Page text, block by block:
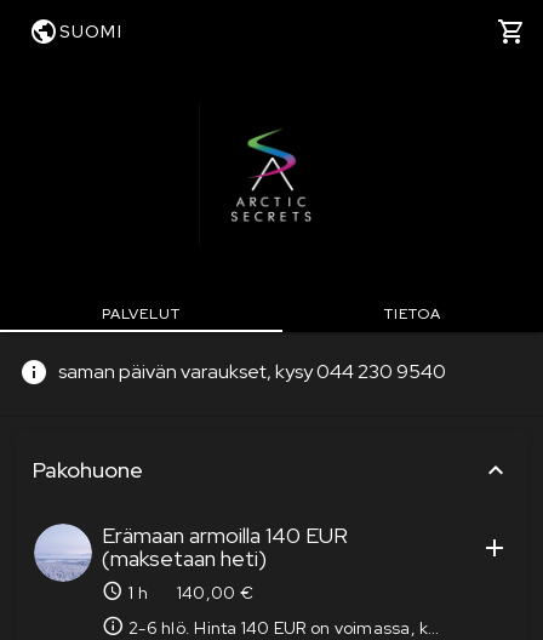
SUOMI
PALVELUT TIETOA
saman päivän varaukset, kysy 044 230 9540
Pakohuone
Erämaan armoilla 140 EUR
(maksetaan heti)
1 h
140,00 €
2-6 hlö. Hinta 140 EUR on voimassa, kun maksat pelin heti verkossa. Jos maksat vasta paikan päällä on hinta 150 EUR